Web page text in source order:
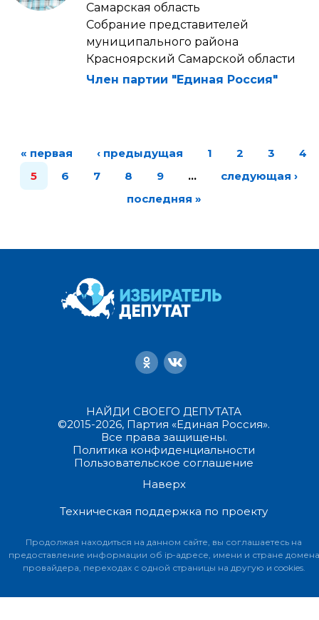
Самарская область
Собрание представителей
муниципального района
Красноярский Самарской области
Член партии "Единая Россия"
« первая ‹ предыдущая 1 2 3
4
5
6 7 8 9 …
следующая ›
последняя »
НАЙДИ СВОЕГО ДЕПУТАТА
©2015-2026, Партия «Единая Россия».
Все права защищены.
Политика конфиденциальности
Пользовательское соглашение
Наверх
Техническая поддержка по проекту
Продолжая находиться на данном сайте, вы соглашаетесь на
предоставление информации об ip-адресе, имени и стране домена
провайдера, переходах с одной страницы на другую и cookies.